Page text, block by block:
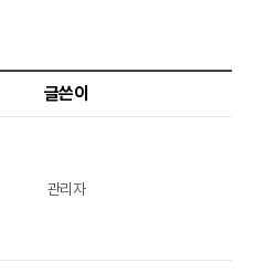
글쓴이
관리자